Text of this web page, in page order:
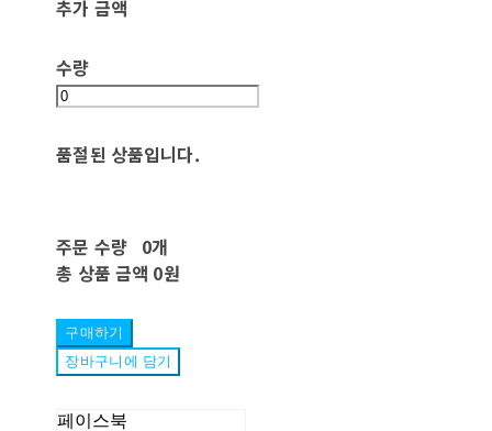
추가 금액
수량
품절된 상품입니다.
주문 수량 0개
총 상품 금액 0원
구매하기
장바구니에 담기
페이스북